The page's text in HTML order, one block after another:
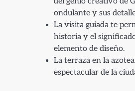
ondulante y sus
La visita guiada te
historia y el
elemento de diseño.
La terraza en la
espectacular de la